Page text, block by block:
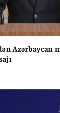
Azərbaycan